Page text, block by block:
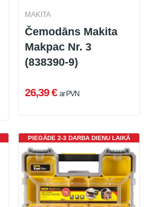
MAKITA
Čemodāns Makita
Makpac Nr. 3
(838390-9)
26,39 € ar PVN
PIEGĀDE 2-3 DARBA DIENU LAIKĀ